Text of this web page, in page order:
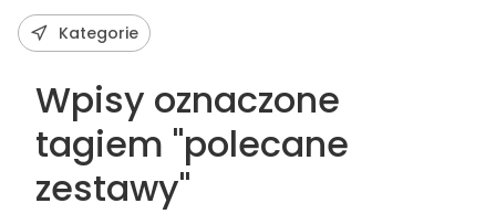
Kategorie
Wpisy oznaczone
tagiem "polecane
zestawy"